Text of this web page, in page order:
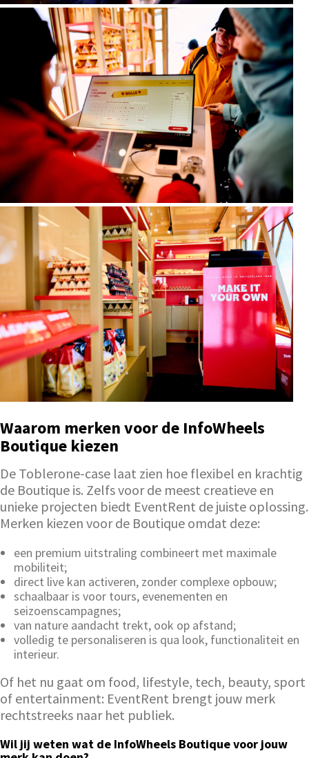
Waarom merken voor de InfoWheels
Boutique kiezen
De Toblerone-case laat zien hoe flexibel en krachtig
de Boutique is. Zelfs voor de meest creatieve en
unieke projecten biedt EventRent de juiste oplossing.
Merken kiezen voor de Boutique omdat deze:
een premium uitstraling combineert met maximale
mobiliteit;
direct live kan activeren, zonder complexe opbouw;
schaalbaar is voor tours, evenementen en
seizoenscampagnes;
van nature aandacht trekt, ook op afstand;
volledig te personaliseren is qua look, functionaliteit en
interieur.
Of het nu gaat om food, lifestyle, tech, beauty, sport
of entertainment: EventRent brengt jouw merk
rechtstreeks naar het publiek.
Wil jij weten wat de InfoWheels Boutique voor jouw